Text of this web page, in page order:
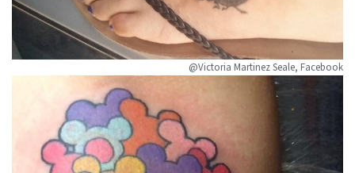
@Victoria Martinez Seale, Facebook